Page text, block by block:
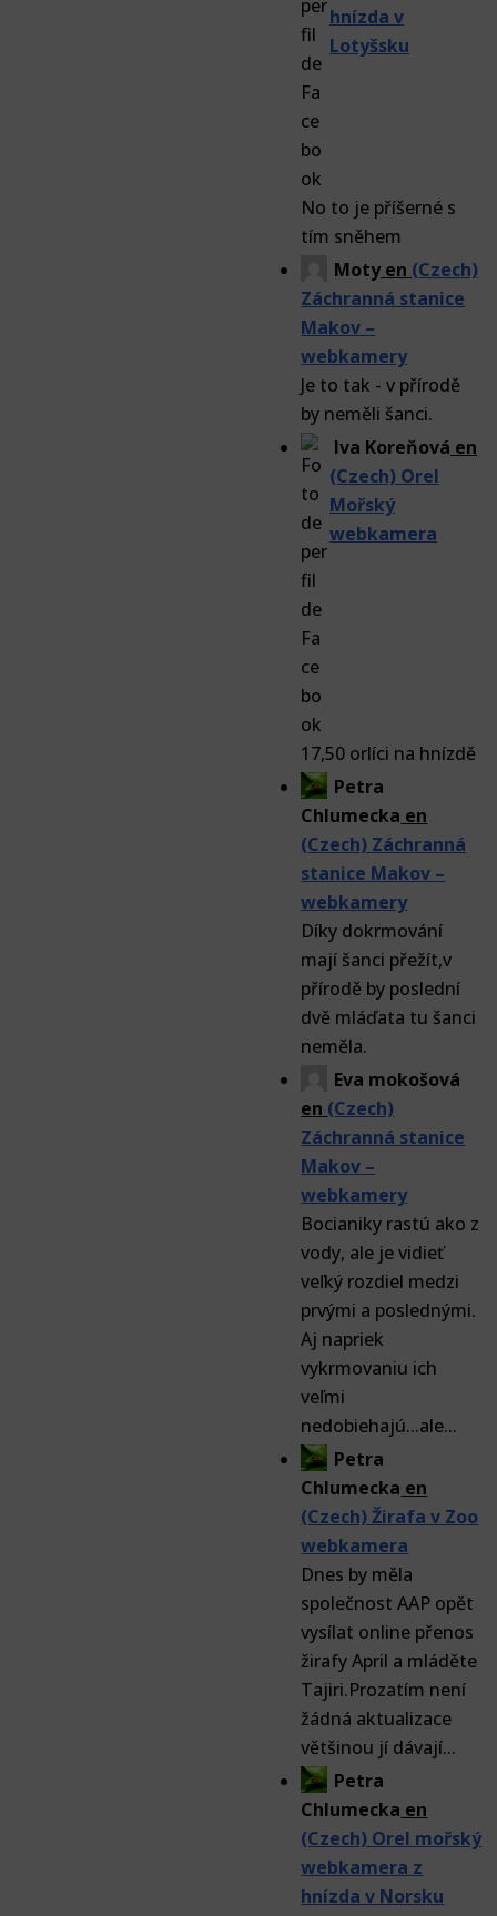
hnízda v
Lotyšsku
No to je příšerné s
tím sněhem
Motyen (Czech)
Záchranná stanice
Makov –
webkamery
Je to tak - v přírodě
by neměli šanci.
Iva Koreňová en
(Czech) Orel
Mořský
webkamera
17,50 orlíci na hnízdě
Petra
Chlumecka en
(Czech) Záchranná
stanice Makov –
webkamery
Díky dokrmování
mají šanci přežít,v
přírodě by poslední
dvě mláďata tu šanci
neměla.
Eva mokošová
en (Czech)
Záchranná stanice
Makov –
webkamery
Bocianiky rastú ako z
vody, ale je vidieť
veľký rozdiel medzi
prvými a poslednými.
Aj napriek
vykrmovaniu ich
veľmi
nedobiehajú...ale...
Petra
Chlumecka en
(Czech) Žirafa v Zoo
webkamera
Dnes by měla
společnost AAP opět
vysílat online přenos
žirafy April a mláděte
Tajiri.Prozatím není
žádná aktualizace
většinou jí dávají...
Petra
Chlumecka en
(Czech) Orel mořský
webkamera z
hnízda v Norsku